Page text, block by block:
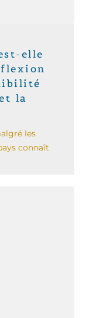
elle
la
les
connaît